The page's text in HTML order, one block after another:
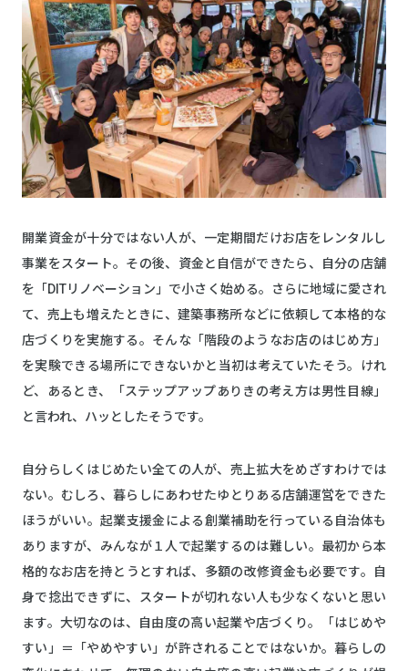
開業資金が十分ではない人が、一定期間だけお店をレンタルし
事業をスタート。その後、資金と自信ができたら、自分の店舗
を「DITリノベーション」で小さく始める。さらに地域に愛され
て、売上も増えたときに、建築事務所などに依頼して本格的な
店づくりを実施する。そんな「階段のようなお店のはじめ方」
を実験できる場所にできないかと当初は考えていたそう。けれ
ど、あるとき、「ステップアップありきの考え方は男性目線」
と言われ、ハッとしたそうです。
自分らしくはじめたい全ての人が、売上拡大をめざすわけでは
ない。むしろ、暮らしにあわせたゆとりある店舗運営をできた
ほうがいい。起業支援金による創業補助を行っている自治体も
ありますが、みんなが１人で起業するのは難しい。最初から本
格的なお店を持とうとすれば、多額の改修資金も必要です。自
身で捻出できずに、スタートが切れない人も少なくないと思い
ます。大切なのは、自由度の高い起業や店づくり。「はじめや
すい」＝「やめやすい」が許されることではないか。暮らしの